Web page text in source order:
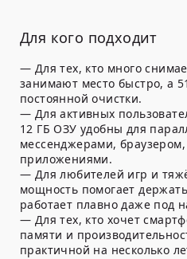
Для кого подходит
— Для тех, кто много
занимают место быстро, а
постоянной очистки.
— Для активных
12 ГБ ОЗУ удобны для
мессенджерами,
приложениями.
— Для любителей игр и
мощность помогает
работает плавно даже под
— Для тех, кто хочет
памяти и
практичной на несколько